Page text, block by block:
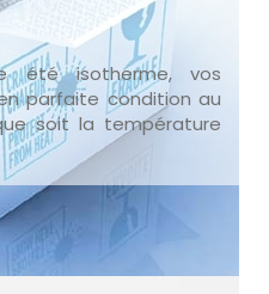
été isotherme, vos
parfaite condition au
soit la température